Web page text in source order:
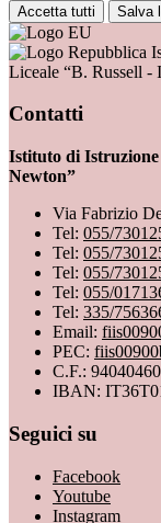
Accetta tutti Salva
Liceale “B. Russell -
Contatti
Istituto di Istruzione
Newton”
Via Fabrizio
Tel: 055/
Tel: 055/
Tel: 055/
Tel: 055/
Tel: 335/
Email:
PEC:
C.F.:
IBAN:
Seguici su
Facebook
Youtube
Instagram